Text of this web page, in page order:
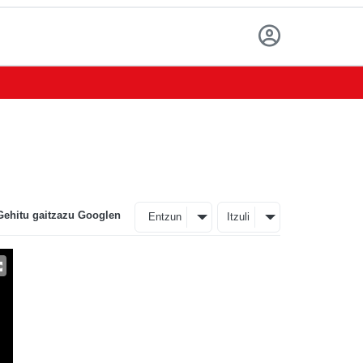
gaitzazu Googlen Entzun Itzuli